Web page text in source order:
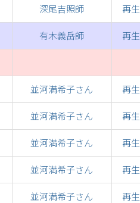
深尾吉照師 再生
有木義岳師 再生
並河満希子さん 再生
並河満希子さん 再生
並河満希子さん 再生
並河満希子さん 再生
並河満希子さん 再生